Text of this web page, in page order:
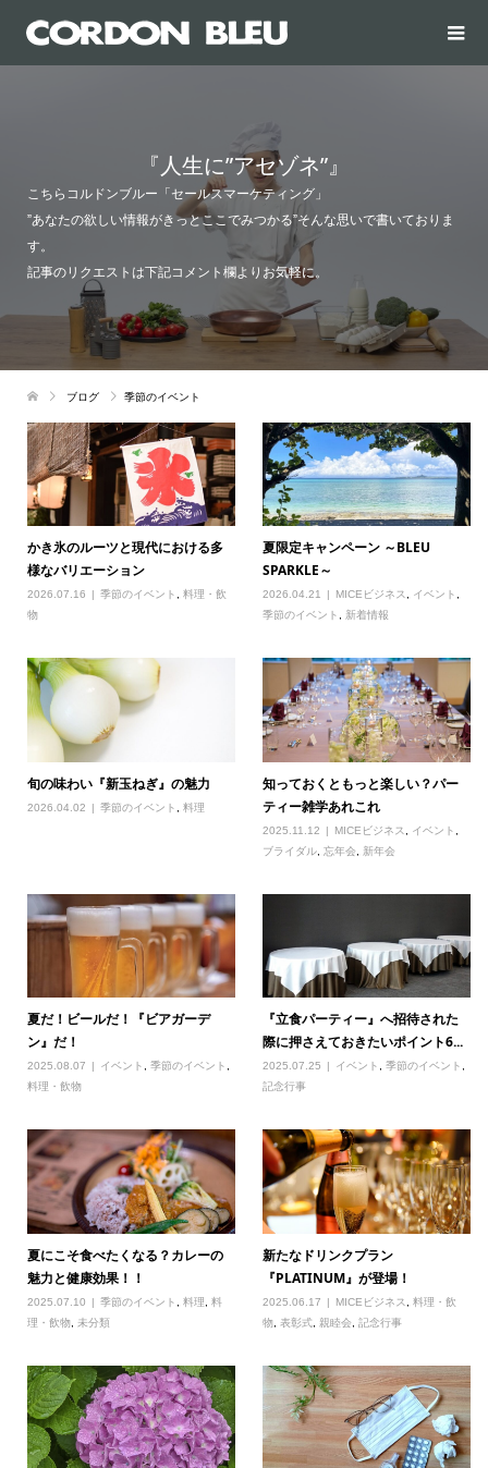
『人生に”アセゾネ”』
こちらコルドンブルー「セールスマーケティング」
”あなたの欲しい情報がきっとここでみつかる”そんな思いで書いておりま
す。
記事のリクエストは下記コメント欄よりお気軽に。
ブログ 季節のイベント
かき氷のルーツと現代における多
様なバリエーション
2026.07.16 季節のイベント , 料理・飲
物
夏限定キャンペーン ～BLEU
SPARKLE～
2026.04.21 MICEビジネス, イベント ,
季節のイベント ,新着情報
旬の味わい『新玉ねぎ』の魅力
2026.04.02 季節のイベント 料理
知っておくともっと楽しい？パー
ティー雑学あれこれ
2025.11.12 MICEビジネス イベント
ブライダル ,忘年会 新年会
夏だ！ビールだ！『ビアガーデ
ン』だ！
2025.08.07 イベント 季節のイベント
料理・飲物
『立食パーティー』へ招待された
際に押さえておきたいポイント6...
2025.07.25 イベント ,季節のイベント
記念行事
夏にこそ食べたくなる？カレーの
魅力と健康効果！！
2025.07.10 季節のイベント 料理
料
理・飲物, 未分類
新たなドリンクプラン
『PLATINUM』が登場！
2025.06.17 MICEビジネス ,料理・飲
物 ,表彰式 親睦会 ,記念行事